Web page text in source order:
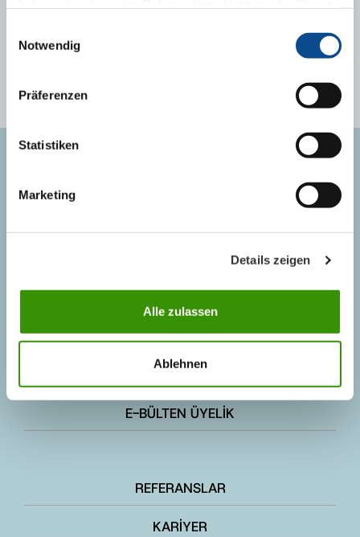
Notwendig
Präferenzen
Statistiken
Marketing
Details zeigen
Alle zulassen
Ablehnen
info@austrotherm.com.tr
İLGİLİ BÖLÜMLER
E-BÜLTEN ÜYELİK
REFERANSLAR
KARİYER